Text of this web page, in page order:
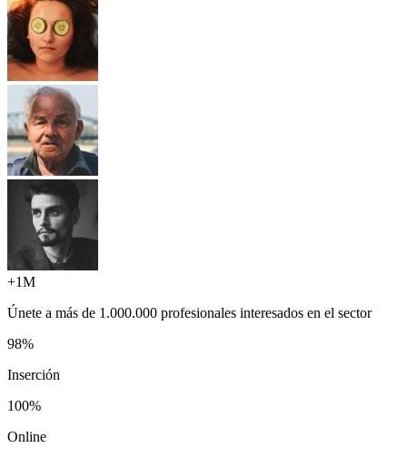
+1M
Únete a más de 1.000.000 profesionales interesados en el sector
98%
Inserción
100%
Online